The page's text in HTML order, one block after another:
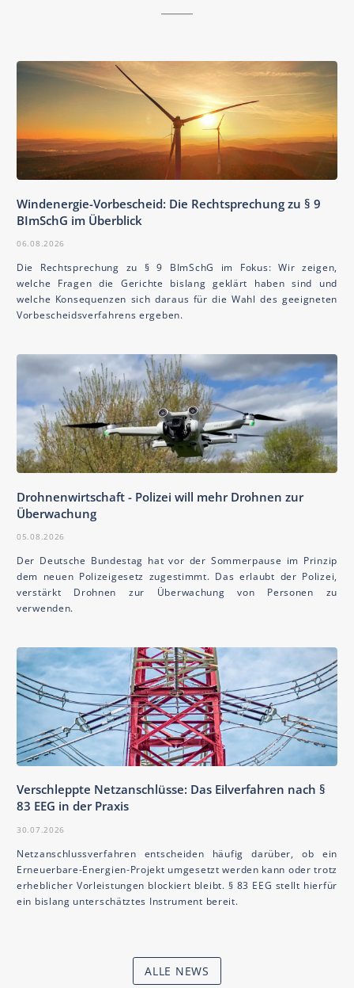
Windenergie-Vorbescheid: Die Rechtsprechung zu § 9
BImSchG im Überblick
06.08.2026
Die Rechtsprechung zu § 9 BImSchG im Fokus: Wir zeigen,
welche Fragen die Gerichte bislang geklärt haben sind und
welche Konsequenzen sich daraus für die Wahl des geeigneten
Vorbescheidsverfahrens ergeben.
Drohnenwirtschaft - Polizei will mehr Drohnen zur
Überwachung
05.08.2026
Der Deutsche Bundestag hat vor der Sommerpause im Prinzip
dem neuen Polizeigesetz zugestimmt. Das erlaubt der Polizei,
verstärkt Drohnen zur Überwachung von Personen zu
verwenden.
Verschleppte Netzanschlüsse: Das Eilverfahren nach §
83 EEG in der Praxis
30.07.2026
Netzanschlussverfahren entscheiden häufig darüber, ob ein
Erneuerbare-Energien-Projekt umgesetzt werden kann oder trotz
erheblicher Vorleistungen blockiert bleibt. § 83 EEG stellt hierfür
ein bislang unterschätztes Instrument bereit.
ALLE NEWS